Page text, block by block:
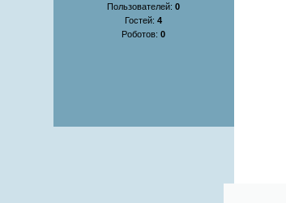
Пользователей:0
Гостей:4
Роботов:0